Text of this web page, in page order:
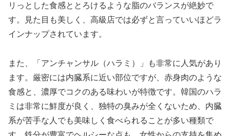
リっとした食感ととろけるような脂のバランスが絶妙で
す。見た目も美しく、高級店では必ずと言っていいほどラ
インナップされています。
また、「アンチャンサル（ハラミ）」も非常に人気があり
ます。厳密には内臓系に近い部位ですが、赤身肉のような
食感と、濃厚でコクのある味わいが特徴です。韓国のハラ
ミは非常に鮮度が良く、独特の臭みが全くないため、内臓
系が苦手な人でも美味しく食べられることが多い種類で